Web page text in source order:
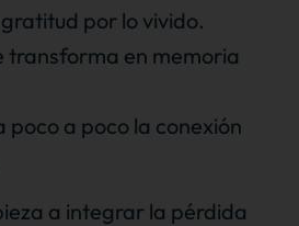
por lo vivido.
transforma en memoria
poco a poco la conexión
a integrar la pérdida